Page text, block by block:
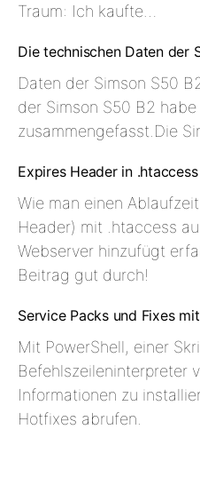
Traum: Ich kaufte…
Die technischen Daten der
Daten der Simson S50
der Simson S50 B2
zusammengefasst.Die
Expires Header in
Wie man einen
Header) mit .htaccess
Webserver hinzufügt
Beitrag gut durch!
Service Packs und Fixes
Mit PowerShell, einer
Befehlszeileninterpreter
Informationen zu
Hotfixes abrufen.